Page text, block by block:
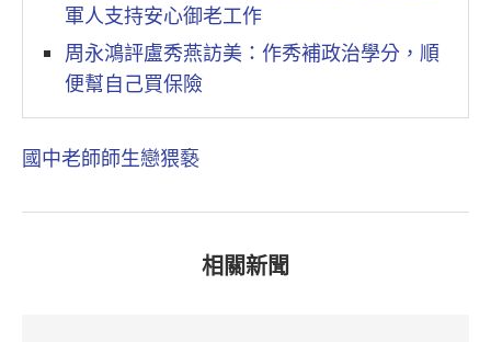
軍人支持安心御老工作
周永鴻評盧秀燕訪美：作秀補政治學分，順
便幫自己買保險
國中老師師生戀猥褻
相關新聞